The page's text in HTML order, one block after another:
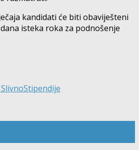
kandidati će biti obaviješteni
isteka roka za podnošenje
Stipendije